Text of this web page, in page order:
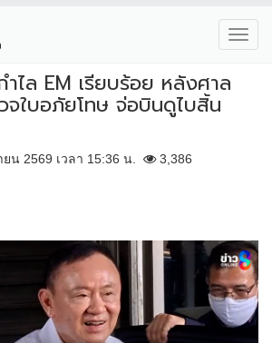
ล EM เรียบร้อย หลังศาล
ใบอภัยโทษ จ่อบินดูไบสิ้น
น 2569 เวลา 15:36 น. 3,386